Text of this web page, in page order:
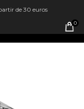
de 30 euros
0